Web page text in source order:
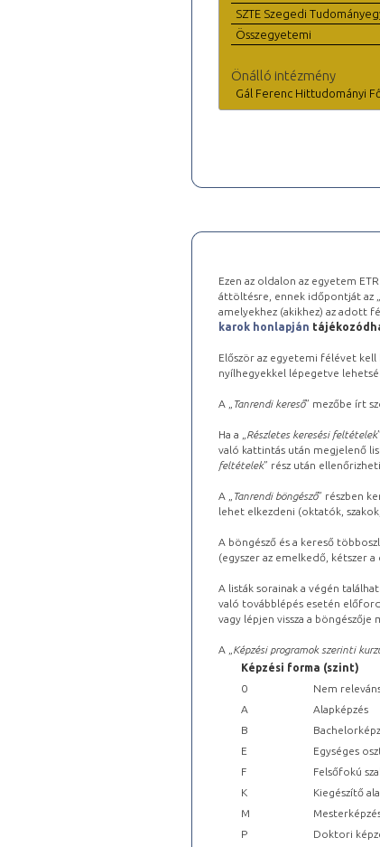
SZTE Szegedi
Összegyetemi
Önálló intézmény
Gál Ferenc Hittudományi
Ezen az oldalon az egyetem
áttöltésre, ennek időpontját az „
amelyekhez (akikhez) az adott
karok honlapján
Először az egyetemi félévet kell
nyílhegyekkel lépegetve
A „ Tanrendi kereső” mezőbe írt
Ha a „ Részletes keresési feltételek
való kattintás után megjelenő
feltételek” rész után ellenőrizheti.
A „ Tanrendi böngésző” részben
lehet elkezdeni (oktatók,
A böngésző és a kereső
(egyszer az emelkedő, kétszer
A listák sorainak a végén
való továbblépés esetén
vagy lépjen vissza a
A „ Képzési programok szerinti
Képzési forma (szint)
0
Nem
A
Alapképzés
B
E
Egységes
F
Felsőfokú
K
Kiegészítő
M
P
Doktori